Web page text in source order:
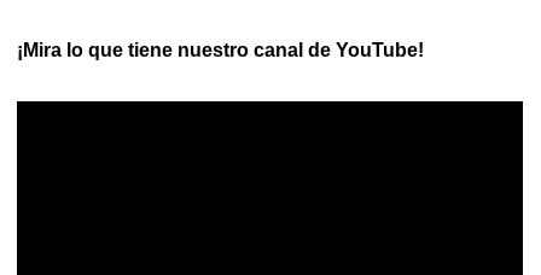
¡Mira lo que tiene nuestro canal de YouTube!